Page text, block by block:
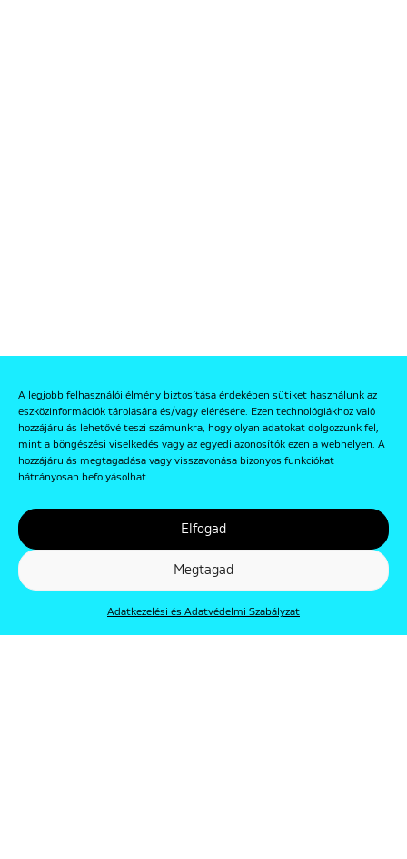
A legjobb felhasználói élmény biztosítása érdekében sütiket használunk az
eszközinformációk tárolására és/vagy elérésére. Ezen technológiákhoz való
hozzájárulás lehetővé teszi számunkra, hogy olyan adatokat dolgozzunk fel,
mint a böngészési viselkedés vagy az egyedi azonosítók ezen a webhelyen. A
hozzájárulás megtagadása vagy visszavonása bizonyos funkciókat
hátrányosan befolyásolhat.
Elfogad
Megtagad
Adatkezelési és Adatvédelmi Szabályzat